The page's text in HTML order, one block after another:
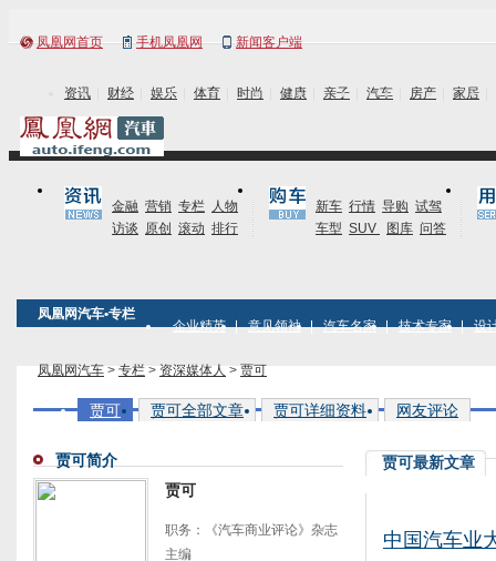
凤凰网首页 手机凤凰网 新闻客户端
资讯 财经 娱乐 体育 时尚 健康 亲子 汽车 房产 家居
金融 营销 专栏 人物
访谈 原创 滚动 排行
新车 行情 导购 试驾
车型 SUV 图库 问答
凤凰网汽车•专栏
企业精英 意见领袖 汽车名家 技术专家 设
凤凰网汽车 > 专栏 > 资深媒体人 > 贾可
贾可 贾可全部文章 贾可详细资料 网友评论
贾可简介
贾可
职务：《汽车商业评论》杂志
主编
贾可最新文章
中国汽车业